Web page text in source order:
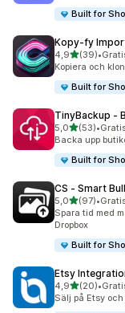
Built for
Kopy‑fy
4,9av 5 stjärnor
(39)
39 recensioner
•
Kopiera och
Built for
TinyBackup ‑
5,0av 5 stjärnor
(53)
53 recensioner
•
Backa upp
Built for
CS ‑ Smart
5,0av 5 stjärnor
(97)
97 recensioner
•
Spara tid med
Dropbox
Built for
Etsy
4,9av 5 stjärnor
(20)
20 recensioner
•
Sälj på Etsy